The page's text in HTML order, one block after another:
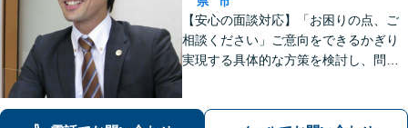
【安心の面談対応】「お困りの点、ご
相談ください」ご意向をできるかぎり
実現する具体的な方策を検討し、問題
知し、予防する方策を提供します【子